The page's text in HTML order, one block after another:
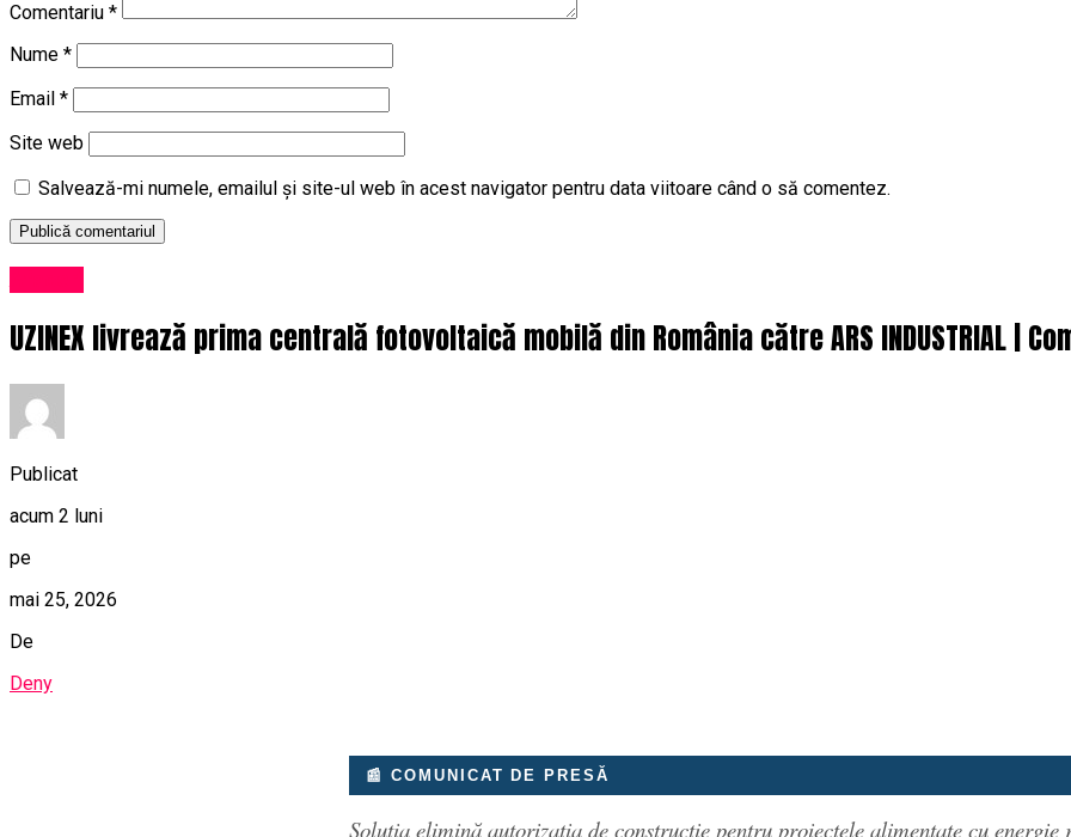
Comentariu *
Nume *
Email *
Site web
Salvează-mi numele, emailul și site-ul web în acest navigator pentru data viitoare când o să comentez.
UZINEX livrează prima centrală fotovoltaică mobilă din România către ARS INDUSTRIAL |
Publicat
acum 2 luni
pe
mai 25, 2026
De
Deny
📰 COMUNICAT DE PRESĂ
Soluția elimină autorizația de construcție pentru proiectele alimentate cu energie